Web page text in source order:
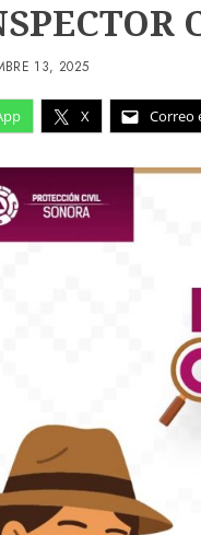
X Correo
13, 2025